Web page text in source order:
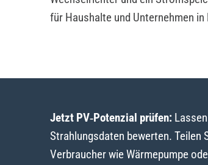
für Haushalte und Unternehmen in
Jetzt PV‑Potenzial prüfen:Lassen
Strahlungsdaten bewerten. Teilen
Verbraucher wie Wärmepumpe